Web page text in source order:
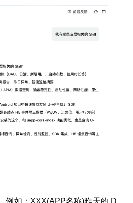
例如：XXX(APP名称)昨天的 D